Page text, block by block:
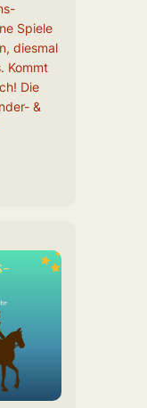
Spiele
diesmal
Kommt
Die
&